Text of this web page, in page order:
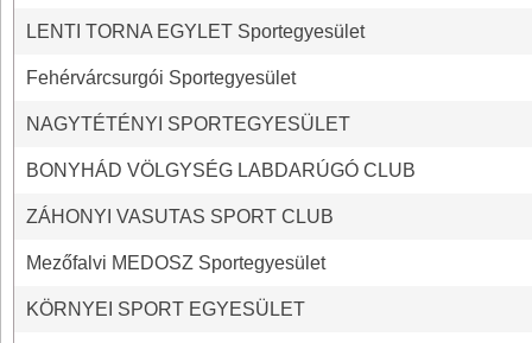
LENTI TORNA EGYLET Sportegyesület
Fehérvárcsurgói Sportegyesület
NAGYTÉTÉNYI SPORTEGYESÜLET
BONYHÁD VÖLGYSÉG LABDARÚGÓ CLUB
ZÁHONYI VASUTAS SPORT CLUB
Mezőfalvi MEDOSZ Sportegyesület
KÖRNYEI SPORT EGYESÜLET